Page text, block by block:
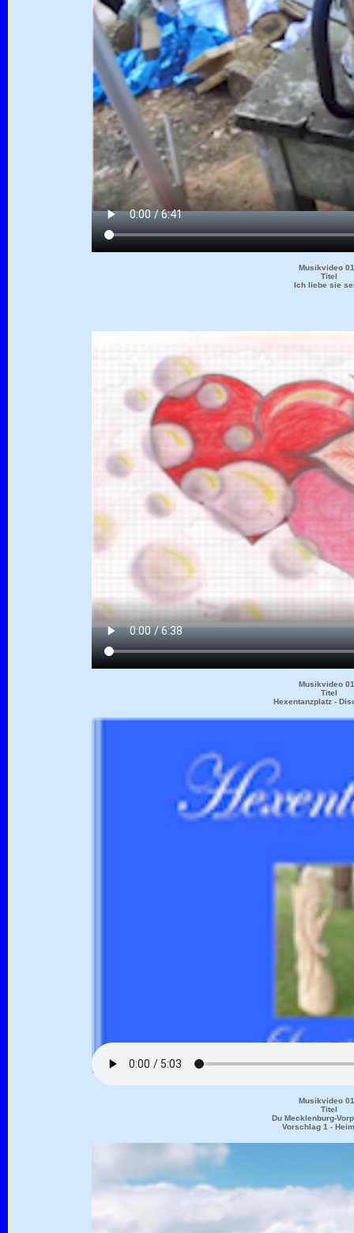
Musikvideo
Titel
Ich liebe sie
Musikvideo
Titel
Hexentanzplatz -
Musikvideo
Titel
Du Mecklenburg-
Vorschlag 1 -